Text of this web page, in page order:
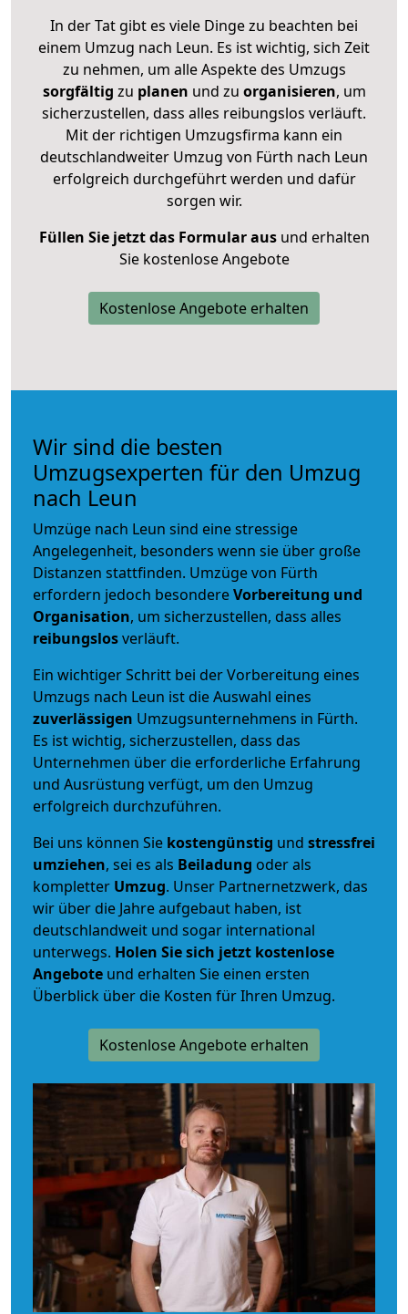
In der Tat gibt es viele Dinge zu beachten bei
einem Umzug nach Leun. Es ist wichtig, sich Zeit
zu nehmen, um alle Aspekte des Umzugs
sorgfältig zu planen und zu organisieren, um
sicherzustellen, dass alles reibungslos verläuft.
Mit der richtigen Umzugsfirma kann ein
deutschlandweiter Umzug von Fürth nach Leun
erfolgreich durchgeführt werden und dafür
sorgen wir.
Füllen Sie jetzt das Formular ausund erhalten
Sie kostenlose Angebote
Kostenlose Angebote erhalten
Wir sind die besten
Umzugsexperten für den Umzug
nach Leun
Umzüge nach Leun sind eine stressige
Angelegenheit, besonders wenn sie über große
Distanzen stattfinden. Umzüge von Fürth
erfordern jedoch besondereVorbereitung und
Organisation, um sicherzustellen, dass alles
reibungslosverläuft.
Ein wichtiger Schritt bei der Vorbereitung eines
Umzugs nach Leun ist die Auswahl eines
zuverlässigen Umzugsunternehmens in Fürth.
Es ist wichtig, sicherzustellen, dass das
Unternehmen über die erforderliche Erfahrung
und Ausrüstung verfügt, um den Umzug
erfolgreich durchzuführen.
Bei uns können Sie kostengünstig und stressfrei
umziehen, sei es als Beiladung oder als
kompletter Umzug. Unser Partnernetzwerk, das
wir über die Jahre aufgebaut haben, ist
deutschlandweit und sogar international
unterwegs. Holen Sie sich jetzt kostenlose
Angebote und erhalten Sie einen ersten
Überblick über die Kosten für Ihren Umzug.
Kostenlose Angebote erhalten